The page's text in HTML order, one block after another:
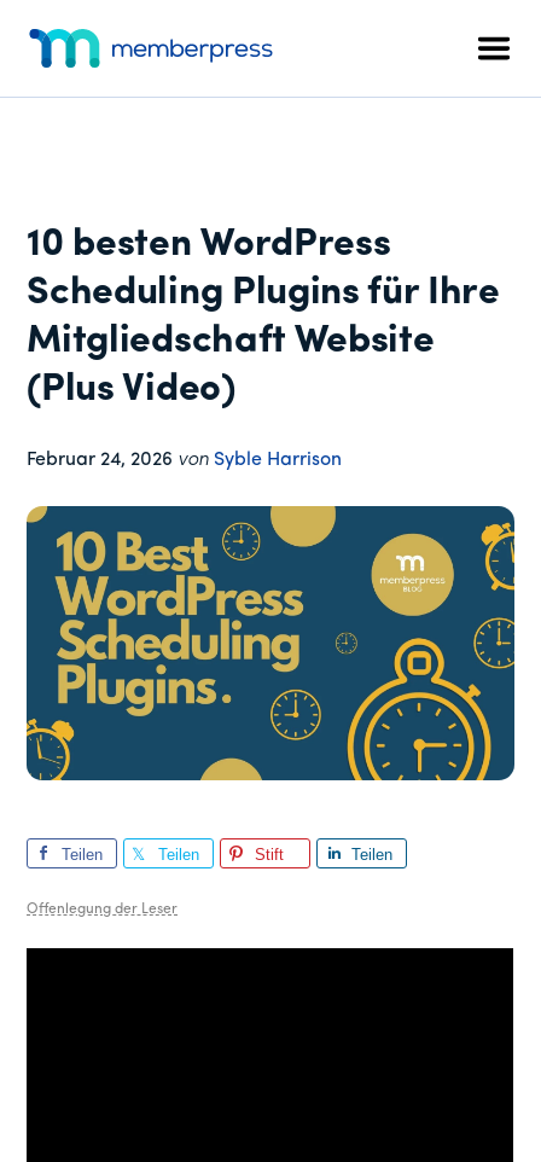
Hauptinhalt
springen
primären
Seitenleiste
springen
Fußzeile
springen
Menü
Mitgliedschafts-
Plugin
10 besten WordPress
Scheduling Plugins für Ihre
Mitgliedschaft Website
(Plus Video)
Februar 24, 2026 von Syble Harrison
Teilen
Teilen
Stift
Teilen
Offenlegung der Leser